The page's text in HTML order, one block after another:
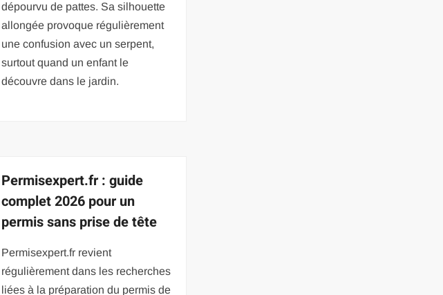
dépourvu de pattes. Sa silhouette
allongée provoque régulièrement
une confusion avec un serpent,
surtout quand un enfant le
découvre dans le jardin.
Permisexpert.fr : guide
complet 2026 pour un
permis sans prise de tête
Permisexpert.fr revient
régulièrement dans les recherches
liées à la préparation du permis de